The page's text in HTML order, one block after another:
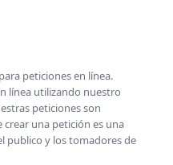
peticiones en línea.
línea utilizando nuestro
peticiones son
crear una petición es una
publico y los tomadores de